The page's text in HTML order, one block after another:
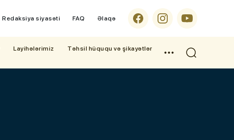
Redaksiya siyasəti FAQ Əlaqə
Layihələrimiz
Təhsil hüququ və şikayətlər